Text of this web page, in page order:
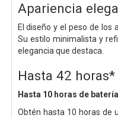
Apariencia
El diseño y el peso de
Su estilo minimalista y
elegancia que destaca.
Hasta 42
Hasta 10 horas de
Obtén hasta 10 horas de